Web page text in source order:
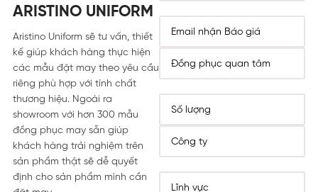
ARISTINO UNIFORM
Aristino Uniform sẽ tư vấn, thiết
kế giúp khách hàng thực hiện
các mẫu đặt may theo yêu cầu
riêng phù hợp với tính chất
thương hiệu. Ngoài ra
showroom với hơn 300 mẫu
đồng phục may sẵn giúp
khách hàng trải nghiệm trên
sản phẩm thật sẽ dễ quyết
định cho sản phẩm mình cần